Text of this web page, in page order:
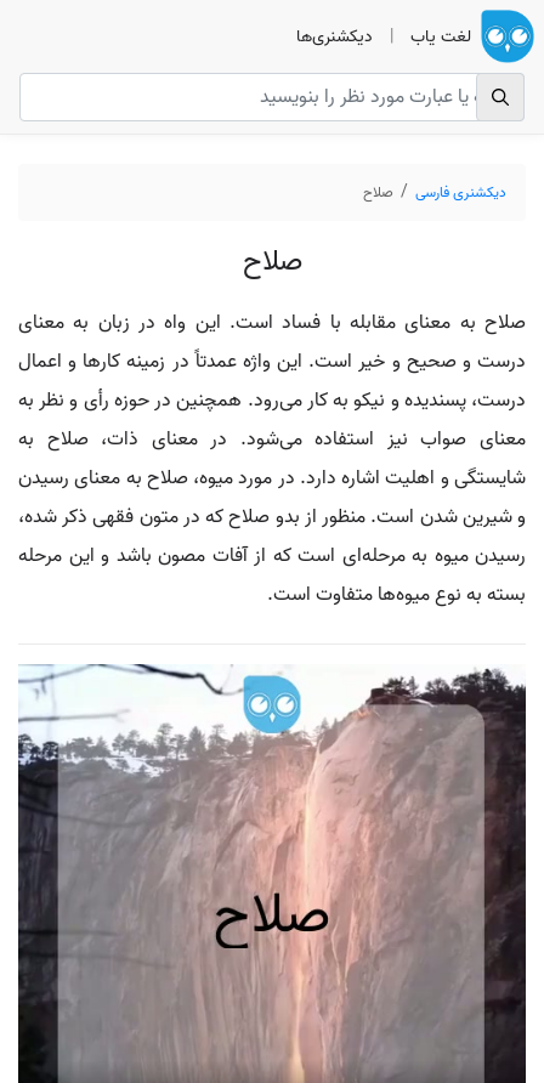
لغت یاب | دیکشنری‌ها
دیکشنری فارسی صلاح
صلاح
صلاح به معنای مقابله با فساد است. این واه در زبان به معنای
درست و صحیح و خیر است. این واژه عمدتاً در زمینه کارها و اعمال
درست، پسندیده و نیکو به کار می‌رود. همچنین در حوزه رأی و نظر به
معنای صواب نیز استفاده می‌شود. در معنای ذات، صلاح به
شایستگی و اهلیت اشاره دارد. در مورد میوه، صلاح به معنای رسیدن
و شیرین شدن است. منظور از بدو صلاح که در متون فقهی ذکر شده،
رسیدن میوه به مرحله‌ای است که از آفات مصون باشد و این مرحله
بسته به نوع میوه‌ها متفاوت است.